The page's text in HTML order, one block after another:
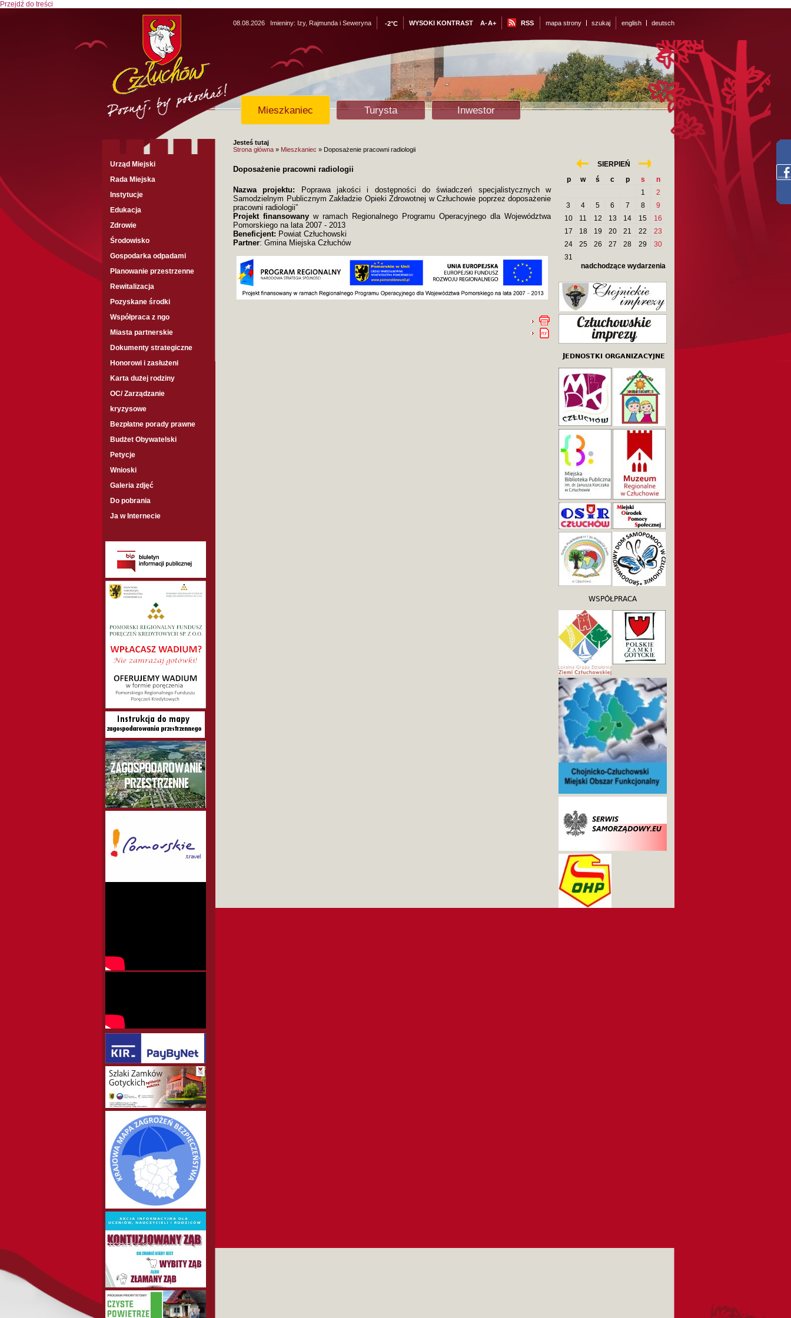
Przejdź do treści
08.08.2026 Imieniny: Izy, Rajmunda i Seweryna -2°C WYSOKI KONTRAST A-A+ RSS mapa strony szukaj english deutsch
Mieszkaniec Turysta Inwestor
Urząd Miejski
Rada Miejska
Instytucje
Edukacja
Zdrowie
Środowisko
Gospodarka odpadami
Planowanie przestrzenne
Rewitalizacja
Pozyskane środki
Współpraca z ngo
Miasta partnerskie
Dokumenty strategiczne
Honorowi i zasłużeni
Karta dużej rodziny
OC/ Zarządzanie
kryzysowe
Bezpłatne porady prawne
Budżet Obywatelski
Petycje
Wnioski
Galeria zdjęć
Do pobrania
Ja w Internecie
Jesteś tutaj
Strona główna » Mieszkaniec » Doposażenie pracowni radiologii
Doposażenie pracowni radiologii
Nazwa projektu: Poprawa jakości i dostępności do świadczeń specjalistycznych w
Samodzielnym Publicznym Zakładzie Opieki Zdrowotnej w Człuchowie poprzez doposażenie
pracowni radiologii”
Projekt finansowany w ramach Regionalnego Programu Operacyjnego dla Województwa
Pomorskiego na lata 2007 - 2013
Beneficjent: Powiat Człuchowski
Partner: Gmina Miejska Człuchów
SIERPIEŃ «
p
w ś c p s
n
1
2
3
4 5 6 7 8
9
10
11 12 13 14 15
16
17
18 19 20 21 22
23
24
25 26 27 28 29
30
31
nadchodzące wydarzenia